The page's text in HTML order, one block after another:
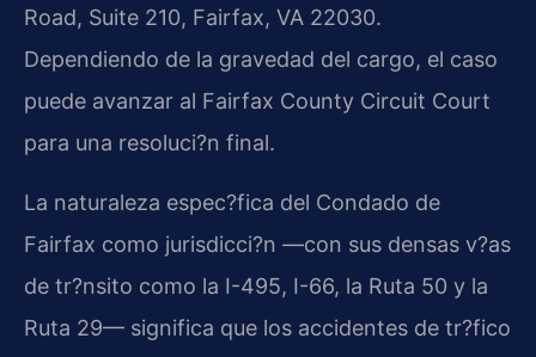
Road, Suite 210, Fairfax, VA 22030.
Dependiendo de la gravedad del cargo, el caso
puede avanzar al Fairfax County Circuit Court
para una resoluci?n final.
La naturaleza espec?fica del Condado de
Fairfax como jurisdicci?n —con sus densas v?as
de tr?nsito como la I-495, I-66, la Ruta 50 y la
Ruta 29— significa que los accidentes de tr?fico